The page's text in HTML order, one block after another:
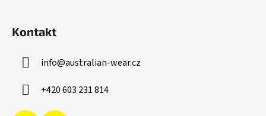
Kontakt
info@australian-wear.cz
+420 603 231 814